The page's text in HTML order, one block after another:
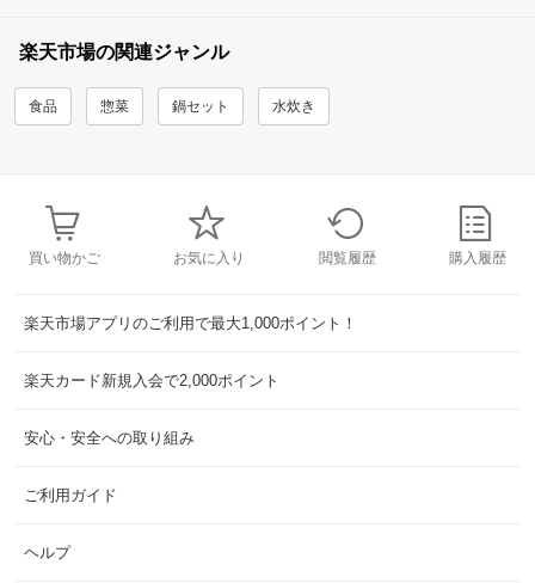
楽天市場の関連ジャンル
食品 惣菜 鍋セット 水炊き
買い物かご お気に入り 閲覧履歴 購入履歴
楽天市場アプリのご利用で最大1,000ポイント！
楽天カード新規入会で2,000ポイント
安心・安全への取り組み
ご利用ガイド
ヘルプ